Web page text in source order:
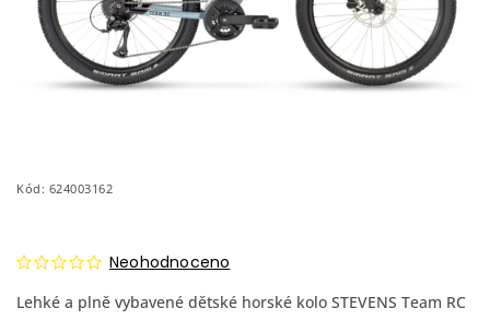
Kód: 624003162
Neohodnoceno
Lehké a plně vybavené dětské horské kolo STEVENS Team RC